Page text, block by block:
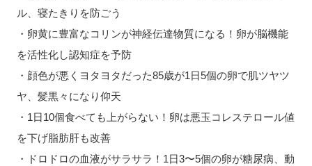
ル、寝たきりを防ごう
・卵黄に豊富なコリンが神経伝達物質になる！卵が脳機能
を活性化し認知症を予防
・顔色が悪くヨタヨタだった85歳が1日5個の卵で肌ツヤツ
ヤ、髪黒々になり仰天
・1日10個食べても上がらない！卵は悪玉コレステロール値
を下げ脂肪肝も改善
・ドロドロの血液がサラサラ！1日3〜5個の卵が糖尿病、動